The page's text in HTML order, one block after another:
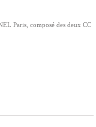
Paris, composé des deux CC